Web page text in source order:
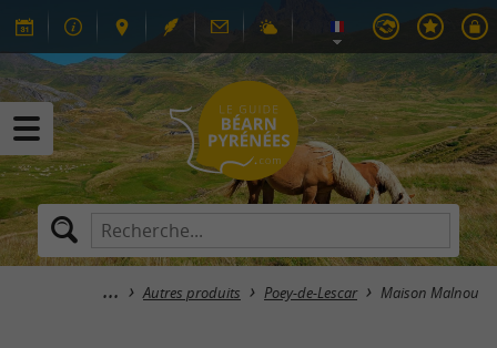
Autres produits Poey-de-Lescar Maison Malnou